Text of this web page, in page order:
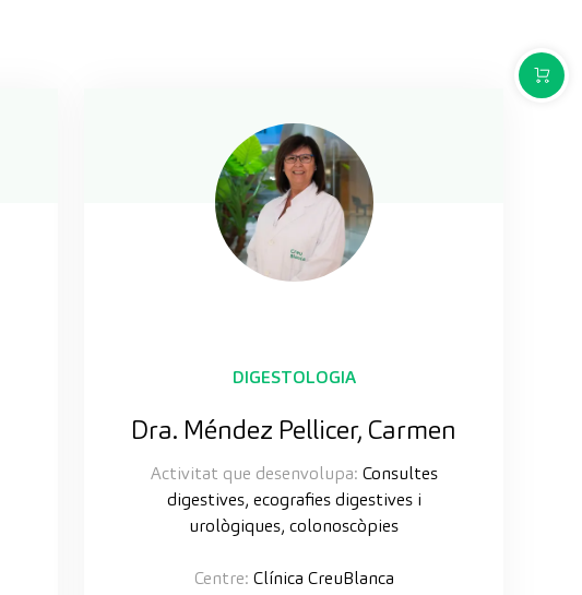
DIGESTOLOGIA
Dra. Méndez Pellicer, Carmen
Activitat que desenvolupa: Consultes
digestives, ecografies digestives i
urològiques, colonoscòpies
Centre: Clínica CreuBlanca